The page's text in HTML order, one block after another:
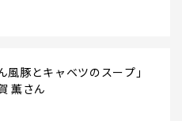
風豚とキャベツのスープ」
薫さん